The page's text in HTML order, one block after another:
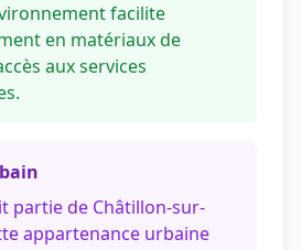
facilite
en matériaux de
aux services
partie de Châtillon-sur-
appartenance urbaine